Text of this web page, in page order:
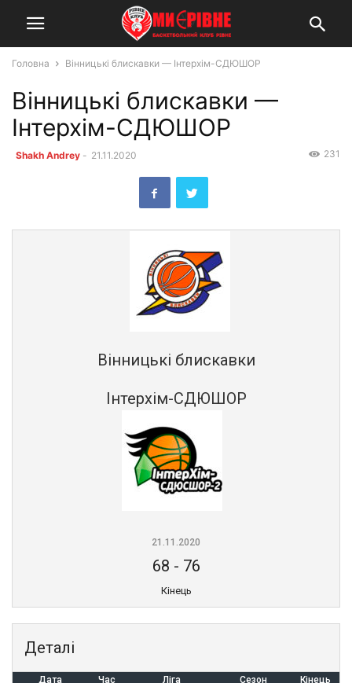
Головна Вінницькі блискавки — Інтерхім-СДЮШОР
Вінницькі блискавки —
Інтерхім-СДЮШОР
Shakh Andrey - 21.11.2020 231
Вінницькі блискавки
Інтерхім-СДЮШОР
21.11.2020
68 - 76
Кінець
Деталі
Дата Час Ліга Сезон Кінець